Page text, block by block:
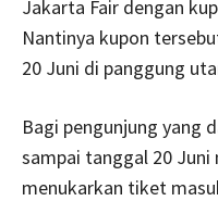
Jakarta Fair dengan
Nantinya kupon
20 Juni di panggung
Bagi pengunjung yang
sampai tanggal 20
menukarkan tiket